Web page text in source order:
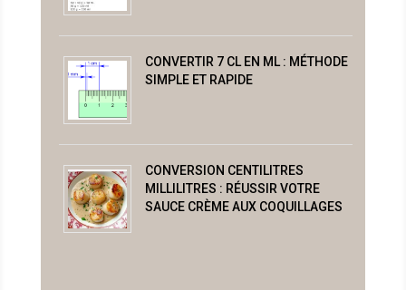
CONVERTIR 7 CL EN ML : MÉTHODE
SIMPLE ET RAPIDE
CONVERSION CENTILITRES
MILLILITRES : RÉUSSIR VOTRE
SAUCE CRÈME AUX COQUILLAGES